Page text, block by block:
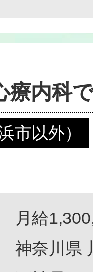
療内科
市以外）
月給
神奈川県